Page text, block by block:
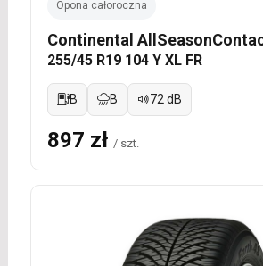
Opona całoroczna
Continental
255/45 R19 104 Y XL FR
B B 72 dB
897 zł / szt.